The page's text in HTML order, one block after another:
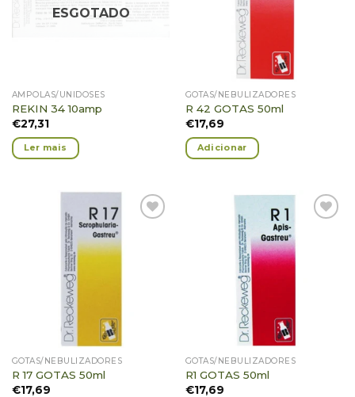
ESGOTADO
AMPOLAS/UNIDOSES
REKIN 34 10amp
€27,31
Ler mais
GOTAS/NEBULIZADORES
R 42 GOTAS 50ml
€17,69
Adicionar
Adicionar
Favoritos
GOTAS/NEBULIZADORES
R 17 GOTAS 50ml
€17,69
Adicionar
Favoritos
GOTAS/NEBULIZADORES
R1 GOTAS 50ml
€17,69